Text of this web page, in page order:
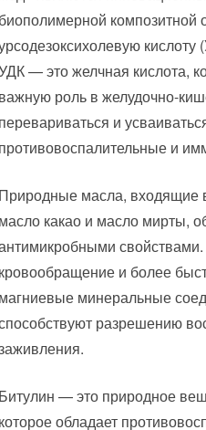
биополимерной композитной
— это желчная кислота,
важную роль в желудочно-
перевариваться и
противовоспалительные и
Природные масла, входящие
масло какао и масло мирты,
кровообращение и более
магниевые минеральные
разрешению
Битулин — это природное
которое обладает